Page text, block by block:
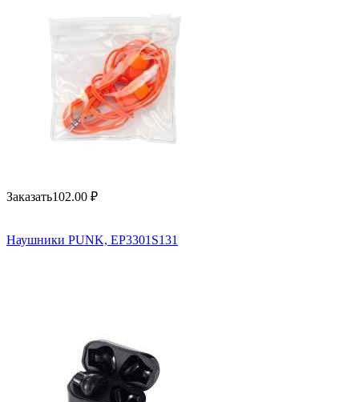
Заказать102.00 ₽
Наушники PUNK, EP3301S131